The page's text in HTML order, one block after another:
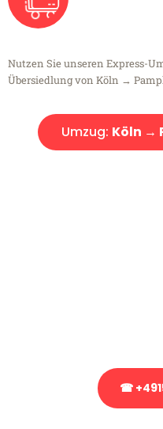
Nutzen Sie unseren Express-
Übersiedlung von Köln →
Umzug: Köln →
☎